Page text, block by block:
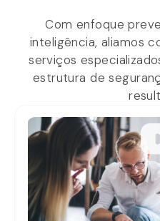
Com enfoque
inteligência, aliamos
serviços
estrutura de